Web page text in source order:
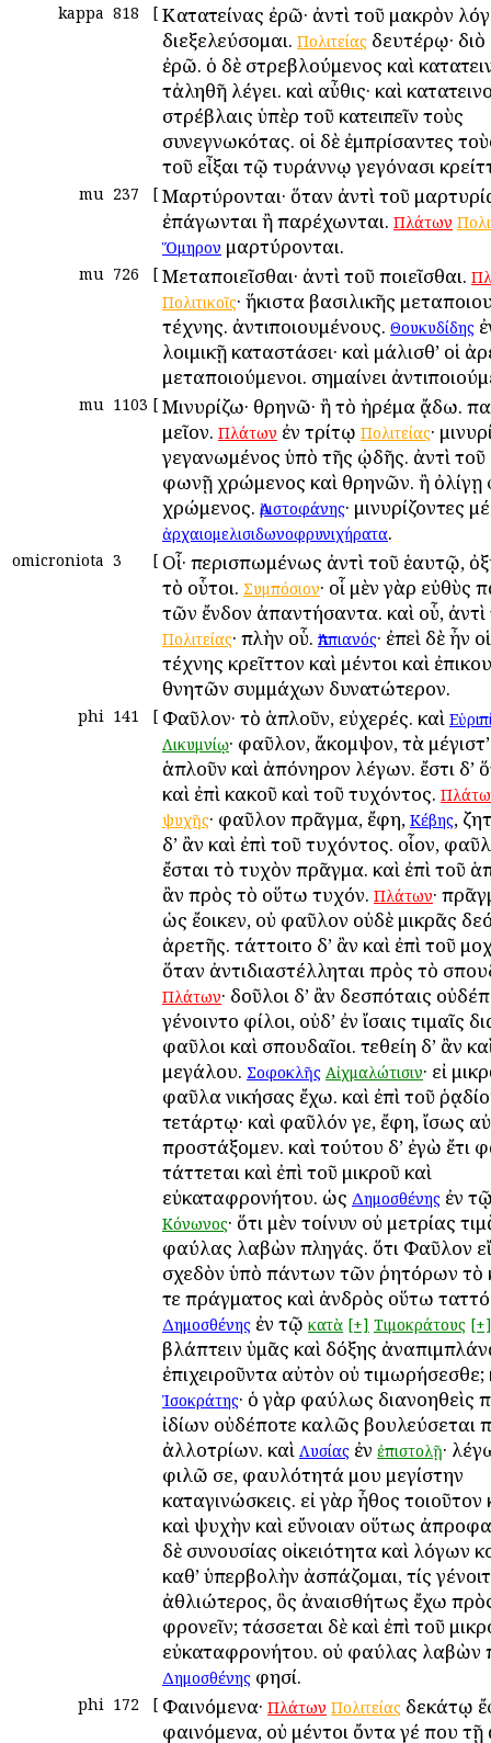
kappa 818 [ Κατατείνας ἐρῶ· ἀντὶ τοῦ μακρὸν
διεξελεύσομαι. Πολιτείας δευτέρῳ·
ἐρῶ. ὁ δὲ στρεβλούμενος καὶ
τἀληθῆ λέγει. καὶ αὖθις· καὶ
στρέβλαις ὑπὲρ τοῦ κατειπεῖν τοὺς
συνεγνωκότας. οἱ δὲ ἐμπρίσαντες
τοῦ εἶξαι τῷ τυράννῳ γεγόνασι
mu 237 [ Μαρτύρονται· ὅταν ἀντὶ τοῦ
ἐπάγωνται ἢ παρέχωνται. Πλάτων
Ὅμηρον μαρτύρονται.
mu 726 [ Μεταποιεῖσθαι· ἀντὶ τοῦ ποιεῖσθαι.
Πολιτικοῖς· ἥκιστα βασιλικῆς
τέχνης. ἀντιποιουμένους. Θουκυδίδης
λοιμικῇ καταστάσει· καὶ μάλισθ’ οἱ
μεταποιούμενοι. σημαίνει
mu 1103 [ Μινυρίζω· θρηνῶ· ἢ τὸ ἠρέμα ᾄδω.
μεῖον. Πλάτων ἐν τρίτῳ Πολιτείας·
γεγανωμένος ὑπὸ τῆς ᾠδῆς. ἀντὶ τοῦ
φωνῇ χρώμενος καὶ θρηνῶν. ἢ
χρώμενος. Ἀριστοφάνης· μινυρίζοντες
ἀρχαιομελισιδωνοφρυνιχήρατα.
omicroniota 3 [ Οἷ· περισπωμένως ἀντὶ τοῦ ἑαυτῷ,
τὸ οὗτοι. Συμπόσιον· οἷ μὲν γὰρ εὐθὺς
τῶν ἔνδον ἀπαντήσαντα. καὶ οὗ,
Πολιτείας· πλὴν οὗ. Ἀππιανός· ἐπεὶ δὲ ἦν
τέχνης κρεῖττον καὶ μέντοι καὶ
θνητῶν συμμάχων δυνατώτερον.
phi 141 [ Φαῦλον· τὸ ἁπλοῦν, εὐχερές. καὶ
Λικυμνίῳ· φαῦλον, ἄκομψον, τὰ
ἁπλοῦν καὶ ἀπόνηρον λέγων. ἔστι δ’
καὶ ἐπὶ κακοῦ καὶ τοῦ τυχόντος.
ψυχῆς· φαῦλον πρᾶγμα, ἔφη, Κέβης,
δ’ ἂν καὶ ἐπὶ τοῦ τυχόντος. οἷον,
ἔσται τὸ τυχὸν πρᾶγμα. καὶ ἐπὶ τοῦ
ἂν πρὸς τὸ οὕτω τυχόν. Πλάτων·
ὡς ἔοικεν, οὐ φαῦλον οὐδὲ μικρᾶς
ἀρετῆς. τάττοιτο δ’ ἂν καὶ ἐπὶ τοῦ
ὅταν ἀντιδιαστέλληται πρὸς τὸ
Πλάτων· δοῦλοι δ’ ἂν δεσπόταις
γένοιντο φίλοι, οὐδ’ ἐν ἴσαις τιμαῖς
φαῦλοι καὶ σπουδαῖοι. τεθείη δ’ ἂν
μεγάλου. Σοφοκλῆς Αἰχμαλώτισιν· εἰ
φαῦλα νικήσας ἔχω. καὶ ἐπὶ τοῦ
τετάρτῳ· καὶ φαῦλόν γε, ἔφη, ἴσως
προστάξομεν. καὶ τούτου δ’ ἐγὼ ἔτι
τάττεται καὶ ἐπὶ τοῦ μικροῦ καὶ
εὐκαταφρονήτου. ὡς Δημοσθένης ἐν
Κόνωνος· ὅτι μὲν τοίνυν οὐ μετρίας
φαύλας λαβὼν πληγάς. ὅτι Φαῦλον
σχεδὸν ὑπὸ πάντων τῶν ῥητόρων τὸ
τε πράγματος καὶ ἀνδρὸς οὕτω
Δημοσθένης ἐν τῷ κατὰ [+] Τιμοκράτους [+]
βλάπτειν ὑμᾶς καὶ δόξης
ἐπιχειροῦντα αὐτὸν οὐ τιμωρήσεσθε;
Ἰσοκράτης· ὁ γὰρ φαύλως διανοηθεὶς
ἰδίων οὐδέποτε καλῶς βουλεύσεται
ἀλλοτρίων. καὶ Λυσίας ἐν ἐπιστολῇ·
φιλῶ σε, φαυλότητά μου μεγίστην
καταγινώσκεις. εἰ γὰρ ἦθος τοιοῦτον
καὶ ψυχὴν καὶ εὔνοιαν οὕτως
δὲ συνουσίας οἰκειότητα καὶ λόγων
καθ’ ὑπερβολὴν ἀσπάζομαι, τίς
ἀθλιώτερος, ὃς ἀναισθήτως ἔχω
φρονεῖν; τάσσεται δὲ καὶ ἐπὶ τοῦ
εὐκαταφρονήτου. οὐ φαύλας λαβὼν
Δημοσθένης φησί.
phi 172 [ Φαινόμενα· Πλάτων Πολιτείας δεκάτῳ
φαινόμενα, οὐ μέντοι ὄντα γέ που τῇ